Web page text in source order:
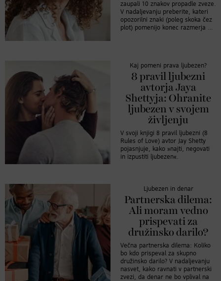
zaupali 10 znakov propadle zveze.
V nadaljevanju preberite, kateri
opozorilni znaki (poleg skoka čez
plot) pomenijo konec razmerja …
Kaj pomeni prava ljubezen?
8 pravil ljubezni
avtorja Jaya
Shettyja: Ohranite
ljubezen v svojem
življenju
V svoji knjigi 8 pravil ljubezni (8
Rules of Love) avtor Jay Shetty
pojasnjuje, kako »najti, negovati
in izpustiti ljubezen«.
Ljubezen in denar
Partnerska dilema:
Ali moram vedno
prispevati za
družinsko darilo?
Večna partnerska dilema: Koliko
bo kdo prispeval za skupno
družinsko darilo? V nadaljevanju
nasvet, kako ravnati v partnerski
zvezi, da denar ne bo vplival na